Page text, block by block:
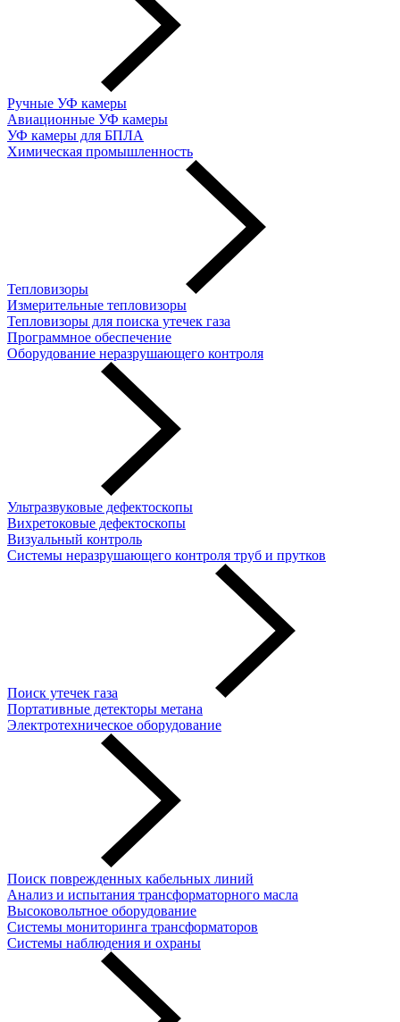
Ручные УФ камеры
Авиационные УФ камеры
УФ камеры для БПЛА
Химическая промышленность
Тепловизоры
Измерительные тепловизоры
Тепловизоры для поиска утечек газа
Программное обеспечение
Оборудование неразрушающего контроля
Ультразвуковые дефектоскопы
Вихретоковые дефектоскопы
Визуальный контроль
Системы неразрушающего контроля труб и прутков
Поиск утечек газа
Портативные детекторы метана
Электротехническое оборудование
Поиск поврежденных кабельных линий
Анализ и испытания трансформаторного масла
Высоковольтное оборудование
Системы мониторинга трансформаторов
Системы наблюдения и охраны